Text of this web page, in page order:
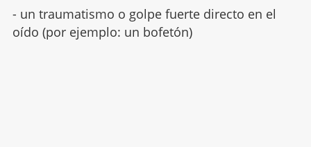
- un traumatismo o golpe fuerte directo en el
oído (por ejemplo: un bofetón)